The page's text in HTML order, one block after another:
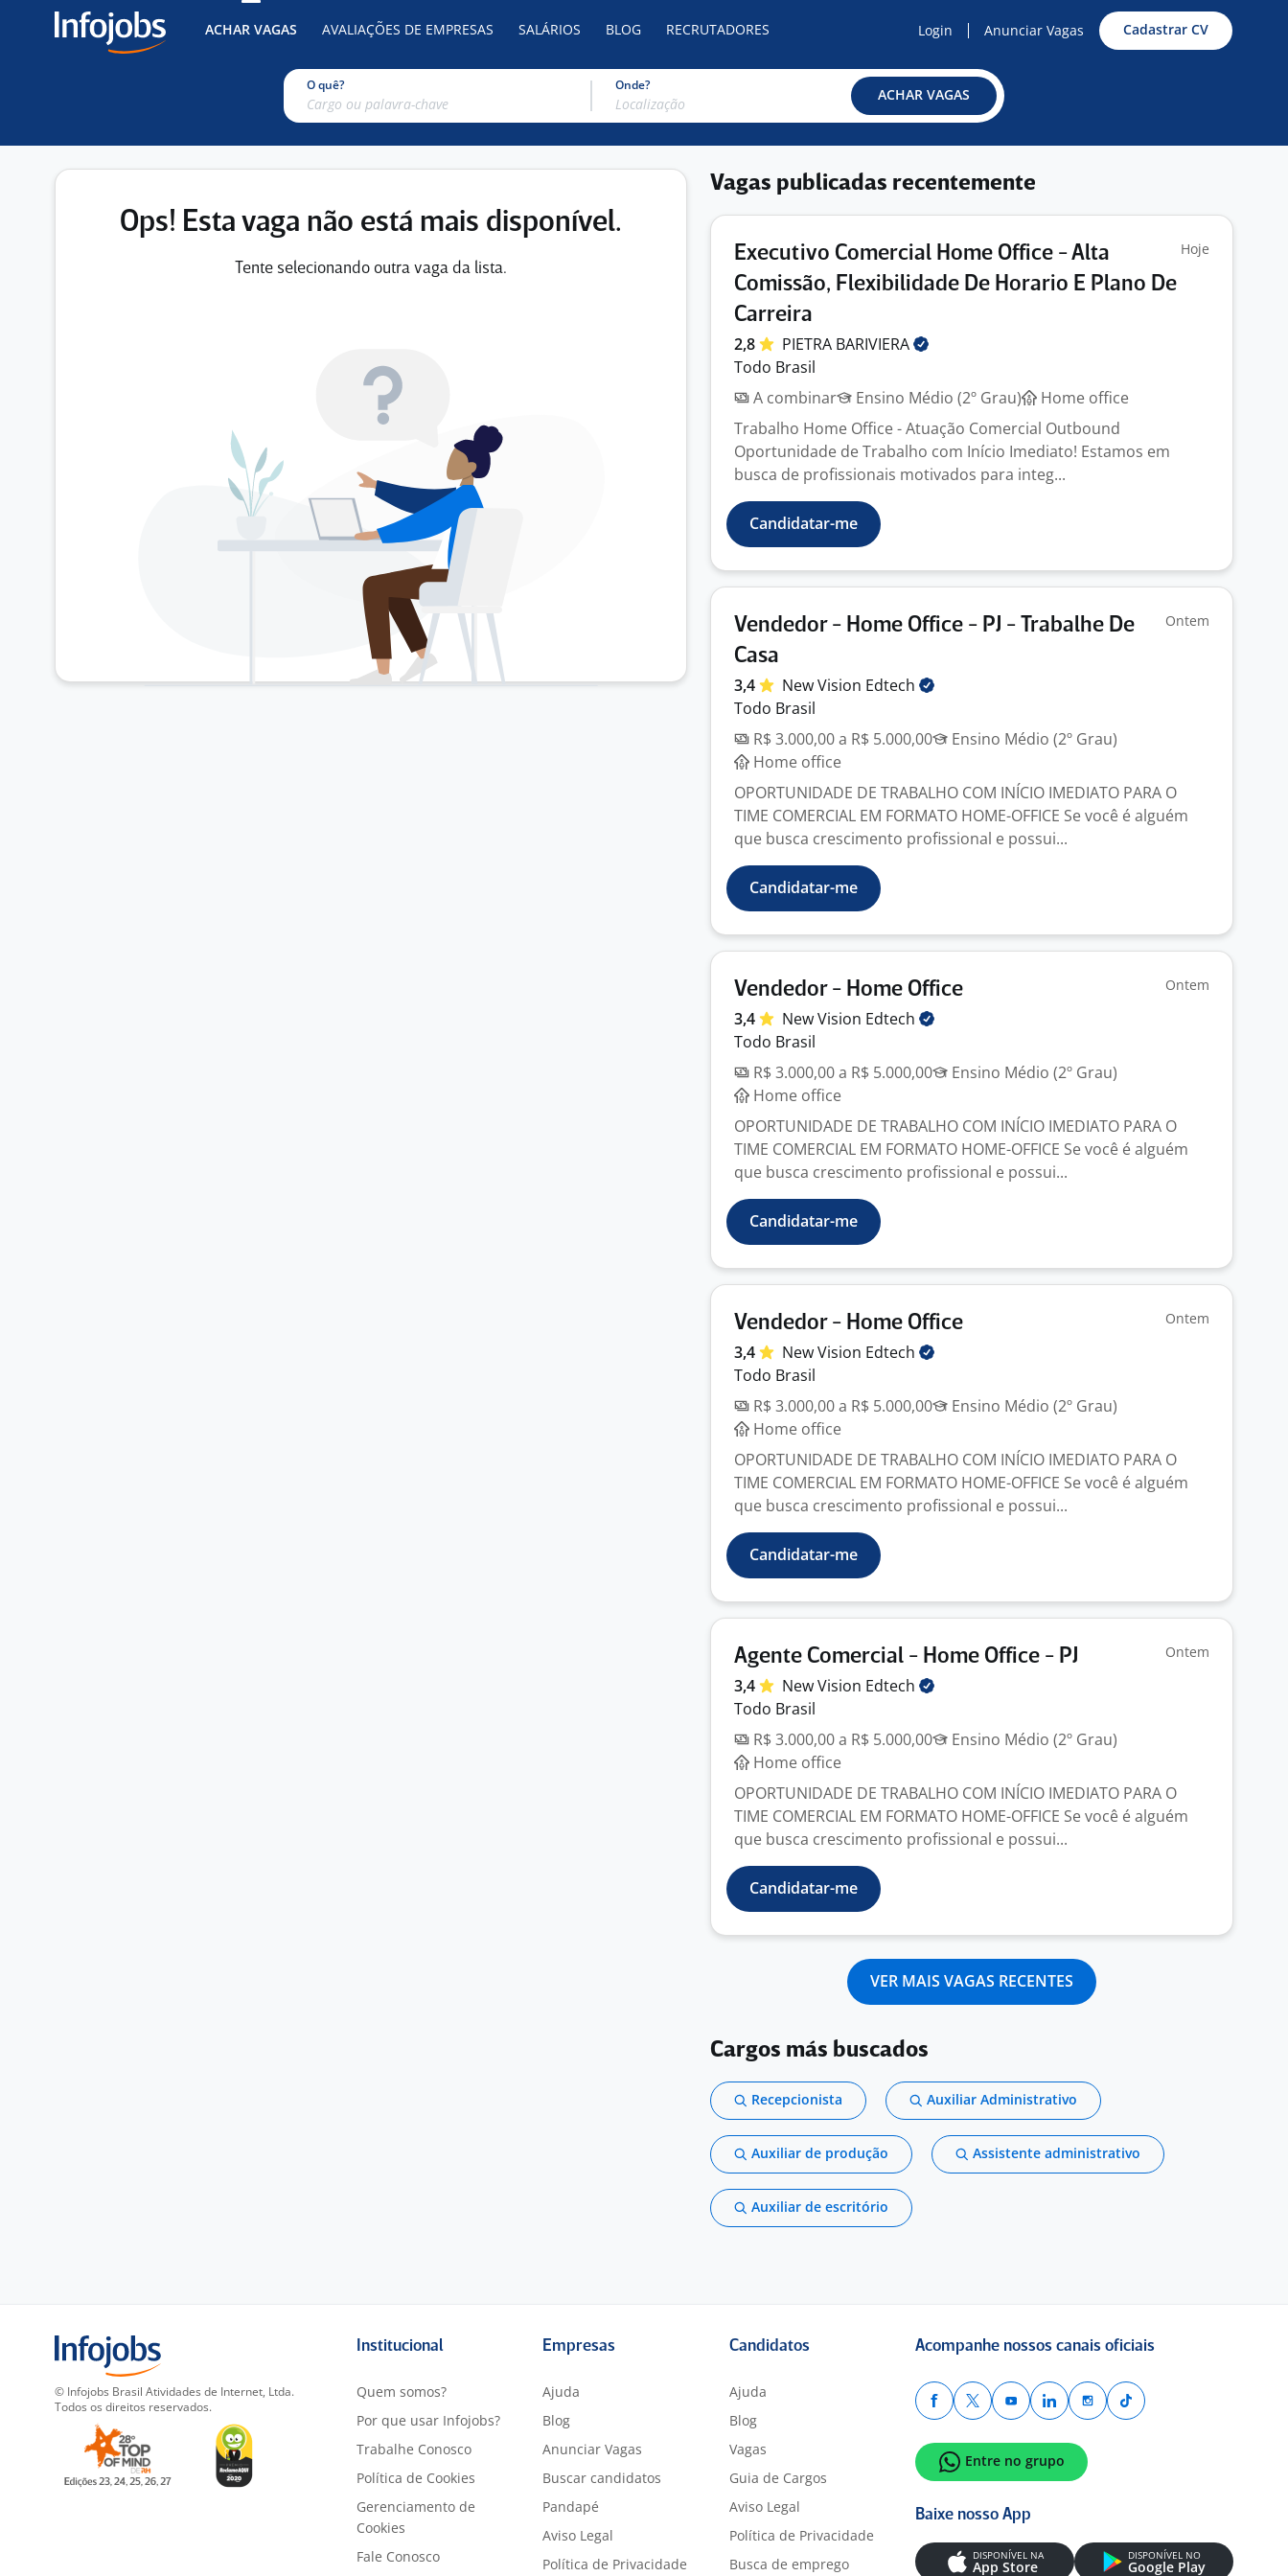
ACHAR VAGAS AVALIAÇÕES DE EMPRESAS SALÁRIOS BLOG RECRUTADORES Login Anunciar Vagas Cadastrar CV
O quê? Onde?
ACHAR VAGAS
Ops! Esta vaga não está mais disponível.
Tente selecionando outra vaga da lista.
Vagas publicadas recentemente
Executivo Comercial Home Office - Alta
Comissão, Flexibilidade De Horario E Plano De
Carreira
Hoje
2,8 PIETRA BARIVIERA
Todo Brasil
A combinar
Ensino Médio (2º Grau)
Home office
Trabalho Home Office - Atuação Comercial Outbound
Oportunidade de Trabalho com Início Imediato! Estamos em
busca de profissionais motivados para integ...
Candidatar-me
Vendedor - Home Office - PJ - Trabalhe De
Casa
Ontem
3,4 New Vision Edtech
Todo Brasil
R$ 3.000,00 a R$ 5.000,00
Ensino Médio (2º Grau)
Home office
OPORTUNIDADE DE TRABALHO COM INÍCIO IMEDIATO PARA O
TIME COMERCIAL EM FORMATO HOME-OFFICE Se você é alguém
que busca crescimento profissional e possui...
Candidatar-me
Vendedor - Home Office Ontem
3,4 New Vision Edtech
Todo Brasil
R$ 3.000,00 a R$ 5.000,00
Ensino Médio (2º Grau)
Home office
OPORTUNIDADE DE TRABALHO COM INÍCIO IMEDIATO PARA O
TIME COMERCIAL EM FORMATO HOME-OFFICE Se você é alguém
que busca crescimento profissional e possui...
Candidatar-me
Vendedor - Home Office Ontem
3,4 New Vision Edtech
Todo Brasil
R$ 3.000,00 a R$ 5.000,00
Ensino Médio (2º Grau)
Home office
OPORTUNIDADE DE TRABALHO COM INÍCIO IMEDIATO PARA O
TIME COMERCIAL EM FORMATO HOME-OFFICE Se você é alguém
que busca crescimento profissional e possui...
Candidatar-me
Agente Comercial - Home Office - PJ Ontem
3,4 New Vision Edtech
Todo Brasil
R$ 3.000,00 a R$ 5.000,00
Ensino Médio (2º Grau)
Home office
OPORTUNIDADE DE TRABALHO COM INÍCIO IMEDIATO PARA O
TIME COMERCIAL EM FORMATO HOME-OFFICE Se você é alguém
que busca crescimento profissional e possui...
Candidatar-me
VER MAIS VAGAS RECENTES
Cargos más buscados
Recepcionista Auxiliar Administrativo
Auxiliar de produção Assistente administrativo
Auxiliar de escritório
© Infojobs Brasil Atividades de Internet, Ltda.
Todos os direitos reservados.
Institucional
Quem somos?
Por que usar Infojobs?
Trabalhe Conosco
Política de Cookies
Gerenciamento de
Cookies
Fale Conosco
Empresas
Ajuda
Blog
Anunciar Vagas
Buscar candidatos
Pandapé
Aviso Legal
Política de Privacidade
Candidatos
Ajuda
Blog
Vagas
Guia de Cargos
Aviso Legal
Política de Privacidade
Busca de emprego
Acompanhe nossos canais oficiais
Entre no grupo
Baixe nosso App
DISPONÍVEL NA
App Store
DISPONÍVEL NO
Google Play